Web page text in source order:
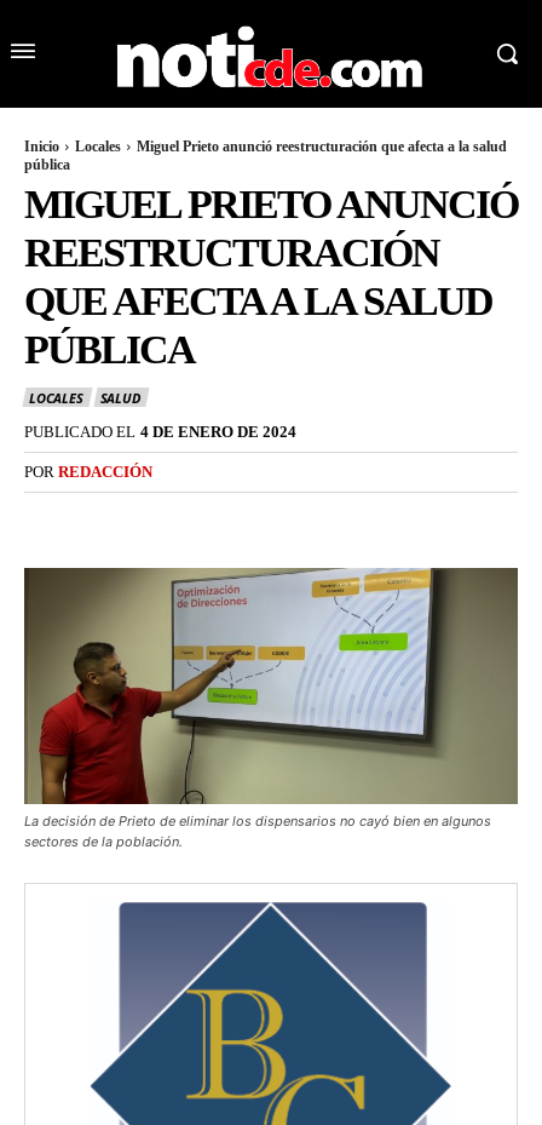
Inicio Locales
Miguel Prieto anunció reestructuración que afecta a la salud
pública
MIGUEL PRIETO ANUNCIÓ
REESTRUCTURACIÓN
QUE AFECTA A LA SALUD
PÚBLICA
LOCALES
SALUD
PUBLICADO EL 4 DE ENERO DE 2024
POR REDACCIÓN
La decisión de Prieto de eliminar los dispensarios no cayó bien en algunos
sectores de la población.